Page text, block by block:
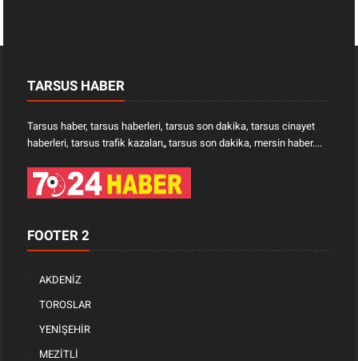
TARSUS HABER
Tarsus haber, tarsus haberleri, tarsus son dakika, tarsus cinayet
haberleri, tarsus trafik kazaları„ tarsus son dakika, mersin haber....
FOOTER 2
AKDENİZ
TOROSLAR
YENİŞEHİR
MEZİTLİ